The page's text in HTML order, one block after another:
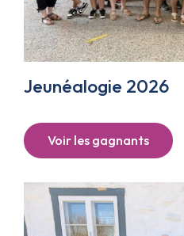
Jeunéalogie 2026
Voir les gagnants